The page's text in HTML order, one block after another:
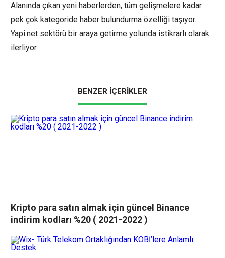
Alanında çıkan yeni haberlerden, tüm gelişmelere kadar
pek çok kategoride haber bulundurma özelliği taşıyor.
Yapi.net sektörü bir araya getirme yolunda istikrarlı olarak
ilerliyor.
BENZER İÇERİKLER
Kripto para satın almak için güncel Binance
indirim kodları %20 ( 2021-2022 )